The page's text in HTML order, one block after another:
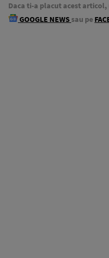
Daca ti-a placut acest articol,
GOOGLE NEWS sau pe